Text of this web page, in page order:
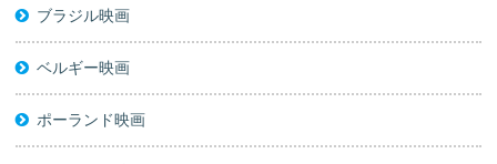
ブラジル映画
ベルギー映画
ポーランド映画